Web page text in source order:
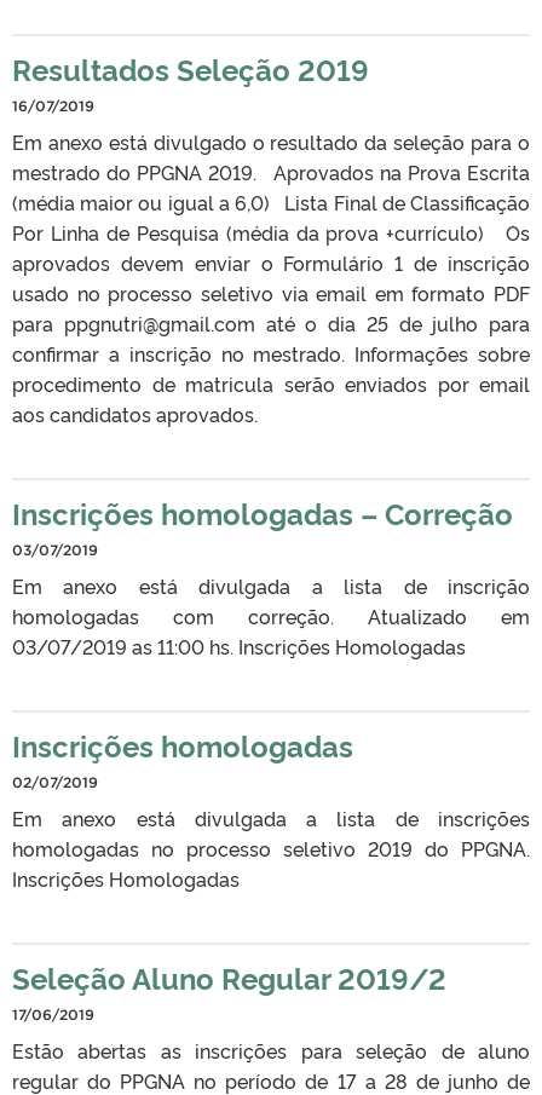
Resultados Seleção 2019
16/07/2019
Em anexo está divulgado o resultado da seleção para o
mestrado do PPGNA 2019. Aprovados na Prova Escrita
(média maior ou igual a 6,0) Lista Final de Classificação
Por Linha de Pesquisa (média da prova +currículo) Os
aprovados devem enviar o Formulário 1 de inscrição
usado no processo seletivo via email em formato PDF
para ppgnutri@gmail.com até o dia 25 de julho para
confirmar a inscrição no mestrado. Informações sobre
procedimento de matricula serão enviados por email
aos candidatos aprovados.
Inscrições homologadas – Correção
03/07/2019
Em anexo está divulgada a lista de inscrição
homologadas com correção. Atualizado em
03/07/2019 as 11:00 hs. Inscrições Homologadas
Inscrições homologadas
02/07/2019
Em anexo está divulgada a lista de inscrições
homologadas no processo seletivo 2019 do PPGNA.
Inscrições Homologadas
Seleção Aluno Regular 2019/2
17/06/2019
Estão abertas as inscrições para seleção de aluno
regular do PPGNA no período de 17 a 28 de junho de